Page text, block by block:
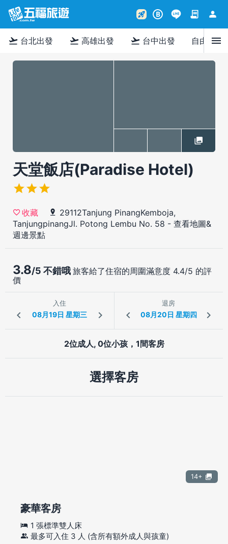
rocket_launch B contract person
flight_takeoff 台北出發 flight_takeoff 高雄出發 flight_takeoff 台中出發 自由行menu
天堂飯店(Paradise Hotel)
收藏
29112Tanjung PinangKemboja,
TanjungpinangJl. Potong Lembu No. 58 - 查看地圖&
週邊景點
3.8/5 不錯哦 旅客給了住宿的周圍滿意度 4.4/5 的評
價
入住 退房
2位成人, 0位小孩，1間客房
選擇客房
14+
豪華客房
1 張標準雙人床
最多可入住 3 人 (含所有額外成人與孩童)